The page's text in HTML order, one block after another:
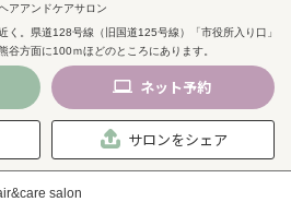
アアンドケアサロン
く。県道128号線（旧国道125号線）「市役所入り口」
谷方面に100ｍほどのところにあります。
ネット予約
サロンをシェア
salon